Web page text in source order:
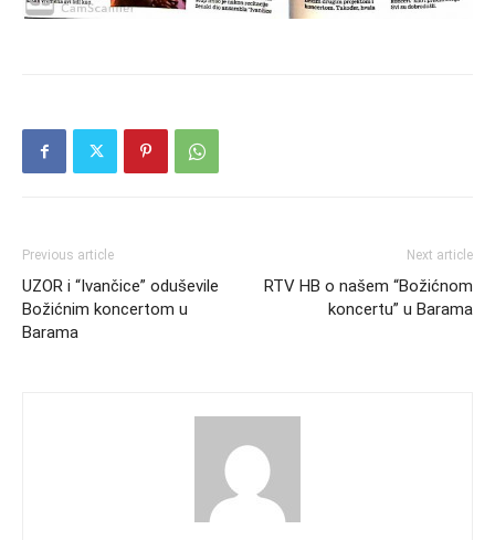
Previous article
UZOR i “Ivančice” oduševile
Božićnim koncertom u
Barama
Next article
RTV HB o našem “Božićnom
koncertu” u Barama